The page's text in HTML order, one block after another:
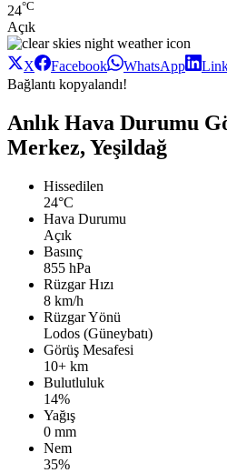
24°C
Açık
X Facebook WhatsApp
Bağlantı kopyalandı!
Anlık Hava Durumu
Merkez, Yeşildağ
Hissedilen
24°C
Hava Durumu
Açık
Basınç
855 hPa
Rüzgar Hızı
8 km/h
Rüzgar Yönü
Lodos (Güneybatı)
Görüş Mesafesi
10+ km
Bulutluluk
14%
Yağış
0 mm
Nem
35%